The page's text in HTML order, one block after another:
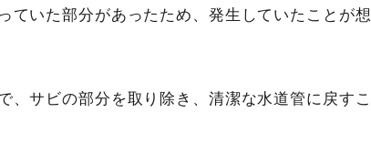
ていた部分があったため、発生していたことが想
、サビの部分を取り除き、清潔な水道管に戻すこ